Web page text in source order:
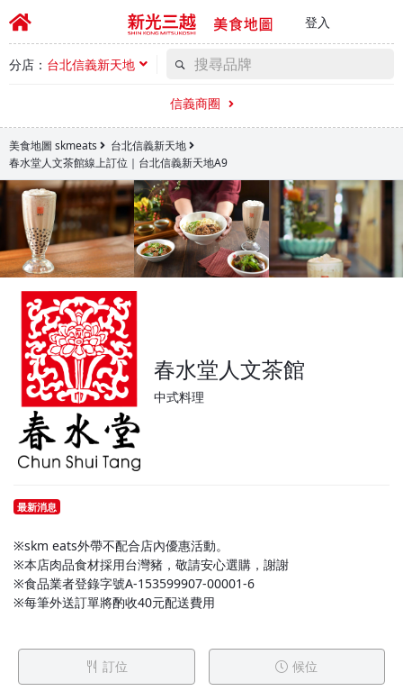
登入
分店： 台北信義新天地
信義商圈
美食地圖 skmeats
台北信義新天地
春水堂人文茶館線上訂位｜台北信義新天地A9
春水堂人文茶館
中式料理
最新消息
※skm eats外帶不配合店內優惠活動。
※本店肉品食材採用台灣豬，敬請安心選購，謝謝
※食品業者登錄字號A-153599907-00001-6
※每筆外送訂單將酌收40元配送費用
訂位 候位